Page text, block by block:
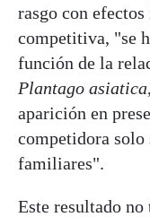
rasgo con
competitiva, "se
función de la
Plantago asiatica
aparición en
competidora solo
familiares".
Este resultado